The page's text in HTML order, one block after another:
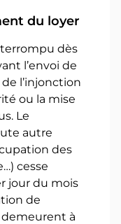
du loyer
dès
l’envoi de
l’injonction
ou la mise
Le
autre
des
cesse
jour du mois
de
demeurent à